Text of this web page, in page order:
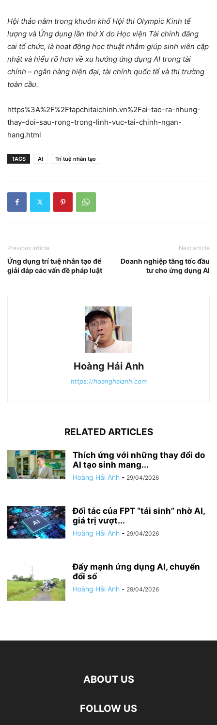
Hội thảo nằm trong khuôn khổ Hội thi Olympic Kinh tế
lượng và Ứng dụng lần thứ X do Học viện Tài chính đăng
cai tổ chức, là hoạt động học thuật nhằm giúp sinh viên cập
nhật và hiểu rõ hơn về xu hướng ứng dụng AI trong tài
chính – ngân hàng hiện đại, tài chính quốc tế và thị trường
toàn cầu.
https%3A%2F%2Ftapchitaichinh.vn%2Fai-tao-ra-nhung-
thay-doi-sau-rong-trong-linh-vuc-tai-chinh-ngan-
hang.html
TAGS AI Trí tuệ nhân tạo
Previous article
Ứng dụng trí tuệ nhân tạo để
giải đáp các vấn đề pháp luật
Next article
Doanh nghiệp tăng tốc đầu
tư cho ứng dụng AI
Hoàng Hải Anh
https://hoanghaianh.com
RELATED ARTICLES
Thích ứng với những thay đổi do
AI tạo sinh mang...
Hoàng Hải Anh - 29/04/2026
Đối tác của FPT “tái sinh” nhờ AI,
giá trị vượt...
Hoàng Hải Anh - 29/04/2026
Đẩy mạnh ứng dụng AI, chuyển
đổi số
Hoàng Hải Anh - 29/04/2026
ABOUT US
FOLLOW US